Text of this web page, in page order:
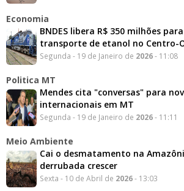
Economia
BNDES libera R$ 350 milhões
transporte de etanol no Centro-
Segunda - 19 de Janeiro de 2026- 11:08
Politica MT
Mendes cita "conversas" para
internacionais em MT
Segunda - 19 de Janeiro de 2026- 11:11
Meio Ambiente
Cai o desmatamento na
derrubada crescer
Sexta - 10 de Abril de 2026- 13:03